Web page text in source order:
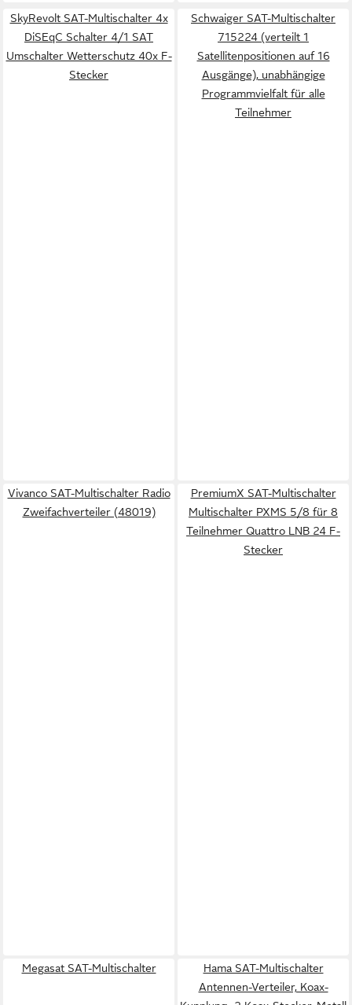
SkyRevolt SAT-Multischalter 4x
DiSEqC Schalter 4/1 SAT
Umschalter Wetterschutz 40x F-
Stecker
Schwaiger SAT-Multischalter
715224 (verteilt 1
Satellitenpositionen auf 16
Ausgänge), unabhängige
Programmvielfalt für alle
Teilnehmer
Vivanco SAT-Multischalter Radio
Zweifachverteiler (48019)
PremiumX SAT-Multischalter
Multischalter PXMS 5/8 für 8
Teilnehmer Quattro LNB 24 F-
Stecker
Megasat SAT-Multischalter
Hama SAT-Multischalter
Antennen-Verteiler, Koax-